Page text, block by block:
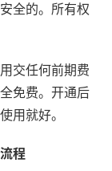
全的。所有权
交任何前期费
免费。开通后
用就好。
程